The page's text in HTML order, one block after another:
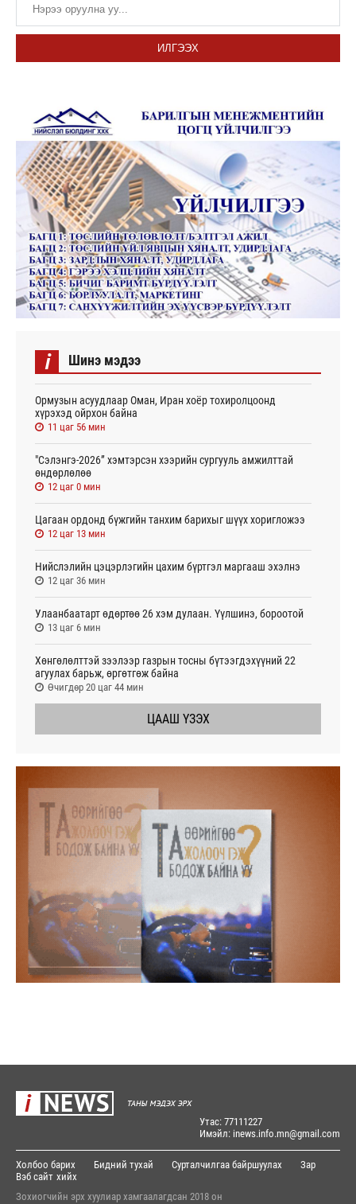
ИЛГЭЭХ
i Шинэ мэдээ
Ормузын асуудлаар Оман, Иран хоёр тохиролцоонд
хүрэхэд ойрхон байна
11 цаг 56 мин
"Сэлэнгэ-2026” хэмтэрсэн хээрийн сургууль амжилттай
өндөрлөлөө
12 цаг 0 мин
Цагаан ордонд бүжгийн танхим барихыг шүүх хоригложээ
12 цаг 13 мин
Нийслэлийн цэцэрлэгийн цахим бүртгэл маргааш эхэлнэ
12 цаг 36 мин
Улаанбаатарт өдөртөө 26 хэм дулаан. Үүлшинэ, бороотой
13 цаг 6 мин
Хөнгөлөлттэй зээлээр газрын тосны бүтээгдэхүүний 22
агуулах барьж, өргөтгөж байна
Өчигдөр 20 цаг 44 мин
ЦААШ ҮЗЭХ
Утас: 77111227
Имэйл: inews.info.mn@gmail.com
Холбоо барих Бидний тухай Сурталчилгаа байршуулах
Зар
Вэб сайт хийх
Зохиогчийн эрх хуулиар хамгаалагдсан 2018 он